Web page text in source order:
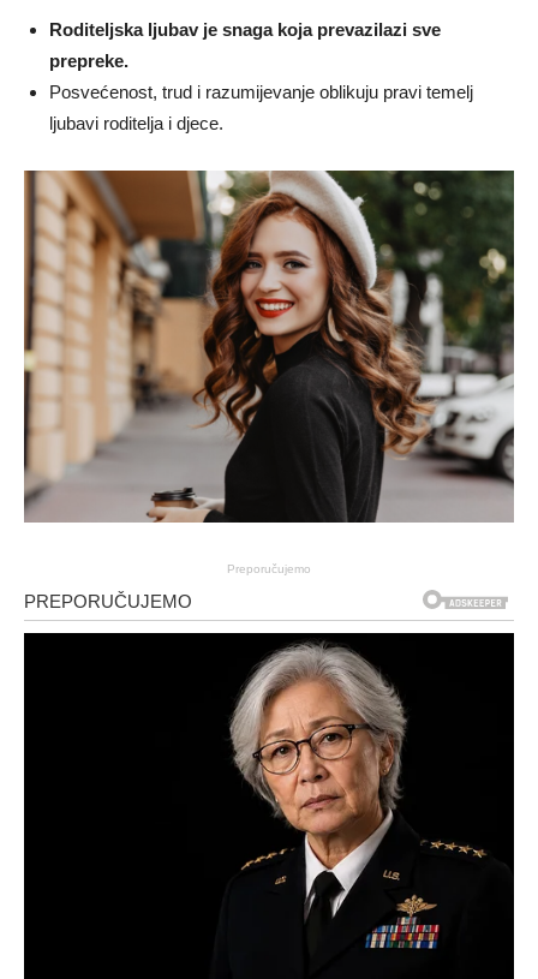
Roditeljska ljubav je snaga koja prevazilazi sve
prepreke.
Posvećenost, trud i razumijevanje oblikuju pravi temelj
ljubavi roditelja i djece.
Preporučujemo